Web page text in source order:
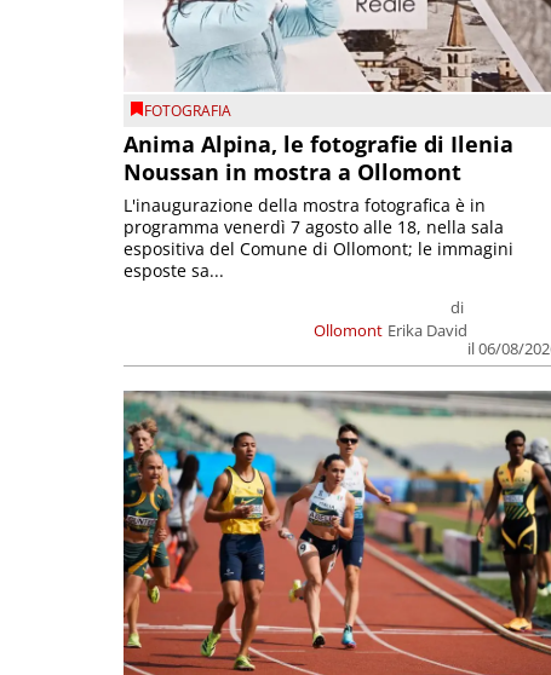
FOTOGRAFIA
Anima Alpina, le fotografie di Ilenia
Noussan in mostra a Ollomont
Ollomont
di
Erika David
il 06/08/
L'inaugurazione della mostra fotografica è in
programma venerdì 7 agosto alle 18, nella sala
espositiva del Comune di Ollomont; le immagini
esposte sa...